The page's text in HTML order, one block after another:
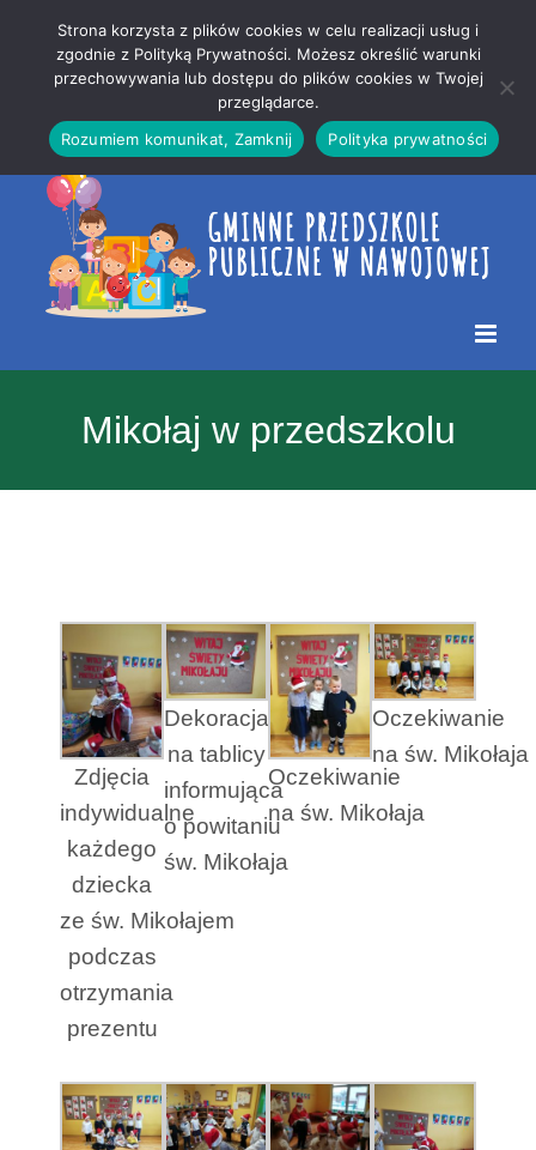
treści
strony
Mikołaj w przedszkolu
Zdjęcia
indywidualne
każdego
dziecka
ze św. Mikołajem
podczas
otrzymania
prezentu
Dekoracja
na tablicy
informująca
o powitaniu
św. Mikołaja
Oczekiwanie
na św. Mikołaja
Oczekiwanie
na św. Mikołaja
Strona korzysta z plików cookies w celu realizacji usług i
zgodnie z Polityką Prywatności. Możesz określić warunki
przechowywania lub dostępu do plików cookies w Twojej
przeglądarce.
Rozumiem komunikat, Zamknij
Polityka prywatności